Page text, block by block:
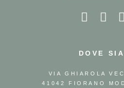
DOVE
VIA GHIAROLA
41042 FIORANO